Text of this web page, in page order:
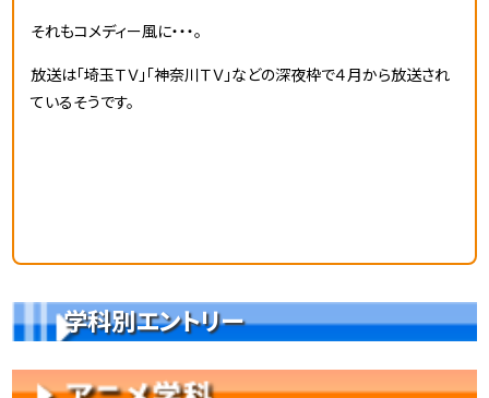
学科別エントリー
それもコメディー風に・・・。
放送は「埼玉ＴＶ」「神奈川ＴＶ」などの深夜枠で４月から放送され
ているそうです。